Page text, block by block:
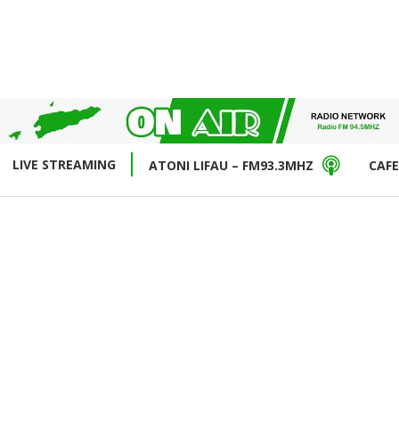
LIVE STREAMING ATONI LIFAU – FM93.3MHZ